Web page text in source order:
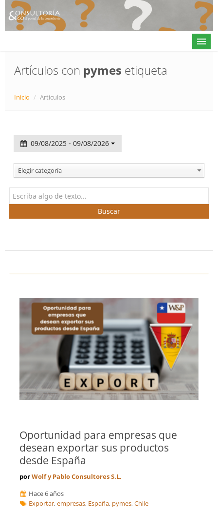
Contacto
𝕏
Artículos con pymes etiqueta
Inicio / Artículos
09/08/2025 - 09/08/2026
Elegir categoría
Buscar
Oportunidad para empresas que
desean exportar sus productos
desde España
porWolf y Pablo Consultores S.L.
Hace 6 años
Exportar,empresas, España, pymes,Chile